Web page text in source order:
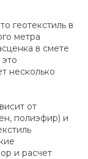
геотекстиль в
метра
в смете
несколько
от
полиэфир) и
и расчет